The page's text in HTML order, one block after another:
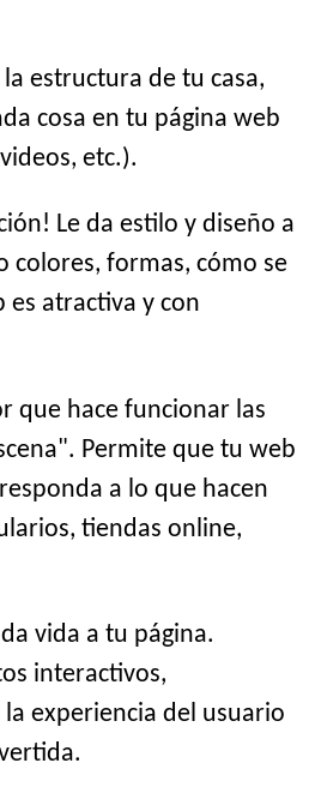
la estructura de tu casa,
cosa en tu página web
etc.).
Le da estilo y diseño a
colores, formas, cómo se
es atractiva y con
que hace funcionar las
Permite que tu web
a lo que hacen
tiendas online,
da vida a tu página.
interactivos,
experiencia del usuario